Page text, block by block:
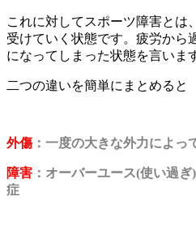
これに対してスポーツ障害とは
受けていく状態です。疲労から
になってしまった状態を言いま
二つの違いを簡単にまとめると
外傷：一度の大きな外力によっ
障害 ：オーバーユース(使い過
症